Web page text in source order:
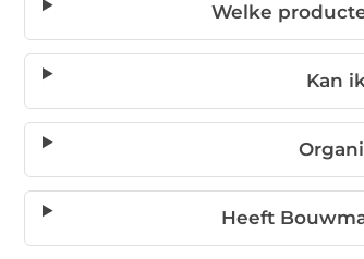
Welke
Kan
Heeft